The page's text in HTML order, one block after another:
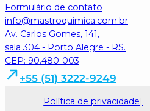
Formulário de contato
info@mastroquimica.com.br
Av. Carlos Gomes, 141,
sala 304 - Porto Alegre - RS.
CEP: 90.480-003
+55 (51) 3222-9249
Política de privacidade